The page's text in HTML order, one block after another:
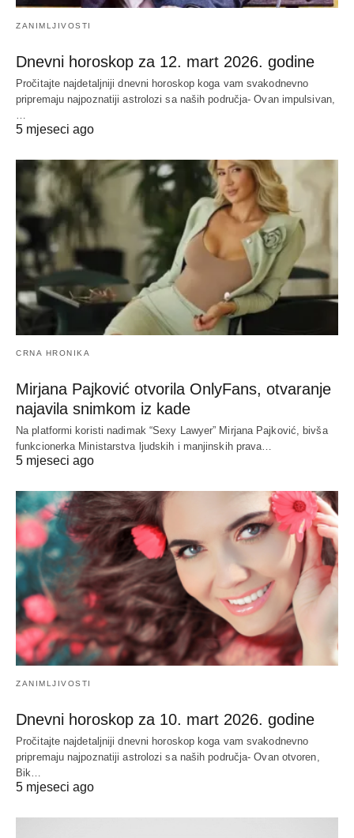
ZANIMLJIVOSTI
Dnevni horoskop za 12. mart 2026. godine
Pročitajte najdetaljniji dnevni horoskop koga vam svakodnevno
pripremaju najpoznatiji astrolozi sa naših područja- Ovan impulsivan,
…
5 mjeseci ago
CRNA HRONIKA
Mirjana Pajković otvorila OnlyFans, otvaranje
najavila snimkom iz kade
Na platformi koristi nadimak “Sexy Lawyer” Mirjana Pajković, bivša
funkcionerka Ministarstva ljudskih i manjinskih prava…
5 mjeseci ago
ZANIMLJIVOSTI
Dnevni horoskop za 10. mart 2026. godine
Pročitajte najdetaljniji dnevni horoskop koga vam svakodnevno
pripremaju najpoznatiji astrolozi sa naših područja- Ovan otvoren,
Bik…
5 mjeseci ago